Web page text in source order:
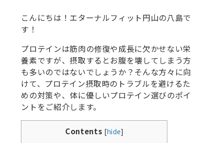
こんにちは！エターナルフィット円山の八島で
す！
プロテインは筋肉の修復や成長に欠かせない栄
養素ですが、摂取するとお腹を壊してしまう方
も多いのではないでしょうか？そんな方々に向
けて、プロテイン摂取時のトラブルを避けるた
めの対策や、体に優しいプロテイン選びのポイ
ントをご紹介します。
Contents [hide]